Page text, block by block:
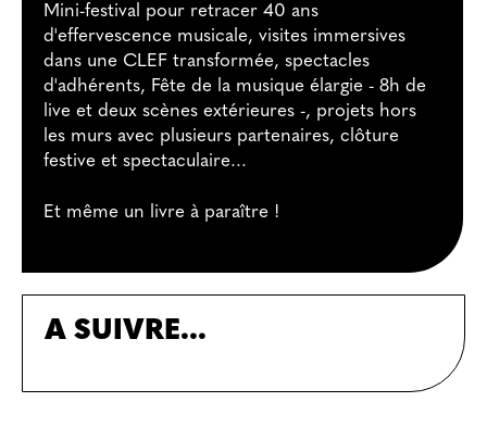
Mini-festival pour retracer 40 ans
d'effervescence musicale, visites immersives
dans une CLEF transformée, spectacles
d'adhérents, Fête de la musique élargie - 8h de
live et deux scènes extérieures -, projets hors
les murs avec plusieurs partenaires, clôture
festive et spectaculaire...
Et même un livre à paraître !
A SUIVRE...